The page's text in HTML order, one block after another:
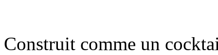
Construit comme un